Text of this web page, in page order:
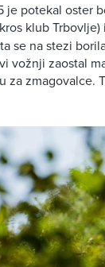
je potekal oster
klub Trbovlje)
se na stezi
vožnji zaostal
za zmagovalce.